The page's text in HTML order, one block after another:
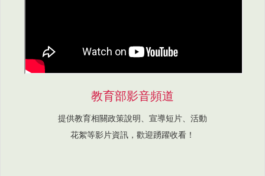
教育部影音頻道
提供教育相關政策說明、宣導短片、活動
花絮等影片資訊，歡迎踴躍收看！